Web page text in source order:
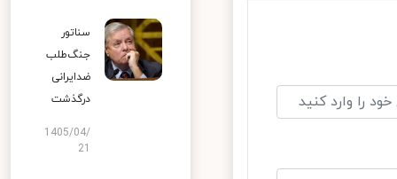
سناتور
جنگ‌طلب
ضدایرانی
درگذشت
1405/04/